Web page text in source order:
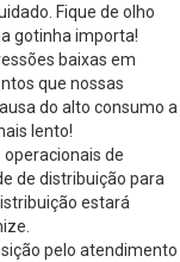
Fique de olho
gotinha importa!
baixas em
que nossas
do alto consumo a
lento!
de
de distribuição para
estará
pelo atendimento